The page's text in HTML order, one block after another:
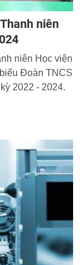
niên
niên Học viện
Đoàn TNCS
2022 - 2024.